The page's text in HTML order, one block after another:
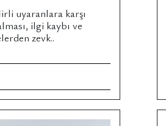
uyaranlara karşı
ilgi kaybı ve
zevk..